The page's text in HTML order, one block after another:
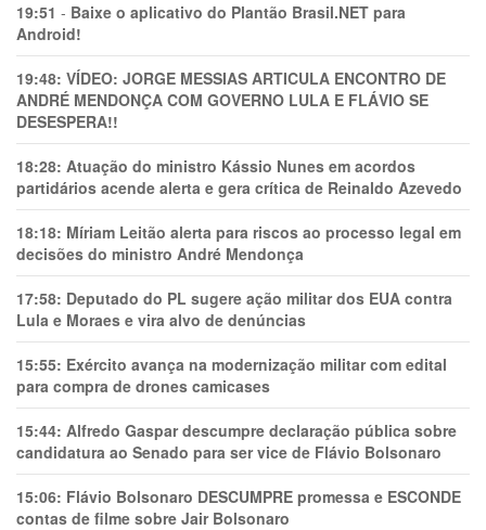
19:51 - Baixe o aplicativo do Plantão Brasil.NET para
Android!
19:48: VÍDEO: JORGE MESSIAS ARTICULA ENCONTRO DE
ANDRÉ MENDONÇA COM GOVERNO LULA E FLÁVIO SE
DESESPERA!!
18:28: Atuação do ministro Kássio Nunes em acordos
partidários acende alerta e gera crítica de Reinaldo Azevedo
18:18: Míriam Leitão alerta para riscos ao processo legal em
decisões do ministro André Mendonça
17:58: Deputado do PL sugere ação militar dos EUA contra
Lula e Moraes e vira alvo de denúncias
15:55: Exército avança na modernização militar com edital
para compra de drones camicases
15:44: Alfredo Gaspar descumpre declaração pública sobre
candidatura ao Senado para ser vice de Flávio Bolsonaro
15:06: Flávio Bolsonaro DESCUMPRE promessa e ESCONDE
contas de filme sobre Jair Bolsonaro